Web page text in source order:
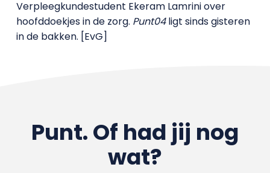
Verpleegkundestudent Ekeram Lamrini over
hoofddoekjes in de zorg. Punt04ligt sinds gisteren
in de bakken. [EvG]
Punt. Of had jij nog
wat?